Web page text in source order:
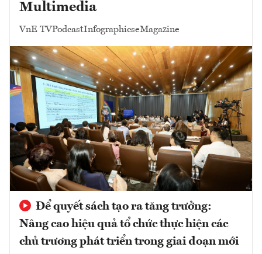
Multimedia
VnE TVPodcastInfographicseMagazine
Để quyết sách tạo ra tăng trưởng:
Nâng cao hiệu quả tổ chức thực hiện các
chủ trương phát triển trong giai đoạn mới